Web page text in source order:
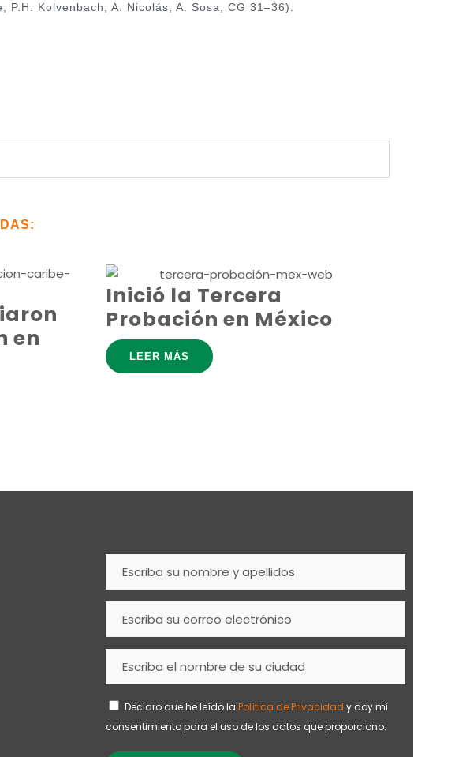
Kolvenbach, A. Nicolás, A. Sosa; CG 31–36).
en
Inició la Tercera
Probación en México
LEER MÁS
Declaro que he leído la Política de Privacidad y doy mi
consentimiento para el uso de los datos que proporciono.